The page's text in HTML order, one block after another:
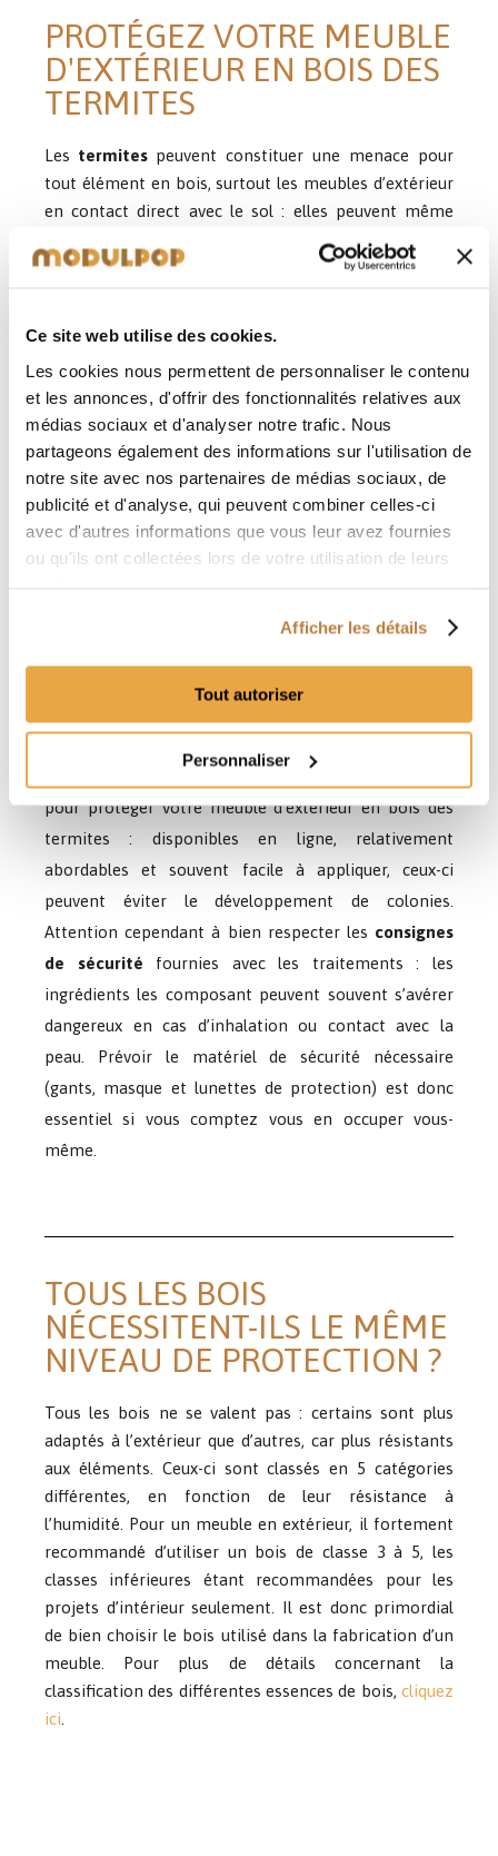
Ce site web utilise des cookies.
Les cookies nous permettent de personnaliser le contenu
et les annonces, d'offrir des fonctionnalités relatives aux
médias sociaux et d'analyser notre trafic. Nous
partageons également des informations sur l'utilisation de
notre site avec nos partenaires de médias sociaux, de
publicité et d'analyse, qui peuvent combiner celles-ci
avec d'autres informations que vous leur avez fournies
ou qu'ils ont collectées lors de votre utilisation de leurs
Afficher les détails
Tout autoriser
Personnaliser
PROTÉGEZ VOTRE MEUBLE
D'EXTÉRIEUR EN BOIS DES
TERMITES
Les termites peuvent constituer une menace pour
tout élément en bois, surtout les meubles d’extérieur
en contact direct avec le sol : elles peuvent même
de votre maison, pouvant
sérieusement la fragiliser. Cela est d’autant plus
source d’humidité inutile. De même, il est déconseillé
de garder dubois mortdans votre jardin car il
constitue un lieu de choix pour le développement
d’unetermitière.
pour protéger votre meuble d’extérieur en bois des
termites : disponibles en ligne, relativement
abordables et souvent facile à appliquer, ceux-ci
peuvent éviter le développement de colonies.
Attention cependant à bien respecter les consignes
de sécurité fournies avec les traitements : les
ingrédients les composant peuvent souvent s’avérer
dangereux en cas d’inhalation ou contact avec la
peau. Prévoir le matériel de sécurité nécessaire
(gants, masque et lunettes de protection) est donc
essentiel si vous comptez vous en occuper vous-
même.
TOUS LES BOIS
NÉCESSITENT-ILS LE MÊME
NIVEAU DE PROTECTION ?
Tous les bois ne se valent pas : certains sont plus
adaptés à l’extérieur que d’autres, car plus résistants
aux éléments. Ceux-ci sont classés en 5 catégories
différentes, en fonction de leur résistance à
l’humidité. Pour un meuble en extérieur, il fortement
recommandé d’utiliser un bois de classe 3 à 5, les
classes inférieures étant recommandées pour les
projets d’intérieur seulement. Il est donc primordial
de bien choisir le bois utilisé dans la fabrication d’un
meuble. Pour plus de détails concernant la
classification des différentes essences de bois, cliquez
ici